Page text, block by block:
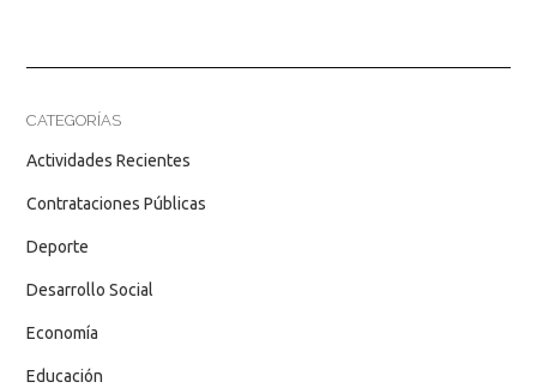
CATEGORÍAS
Actividades Recientes
Contrataciones Públicas
Deporte
Desarrollo Social
Economía
Educación